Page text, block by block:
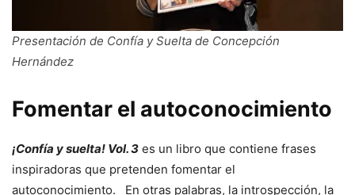
Presentación de Confía y Suelta de Concepción
Hernández
Fomentar el autoconocimiento
¡Confía y suelta! Vol. 3 es un libro que contiene frases
inspiradoras que pretenden fomentar el
autoconocimiento. En otras palabras, la introspección, la